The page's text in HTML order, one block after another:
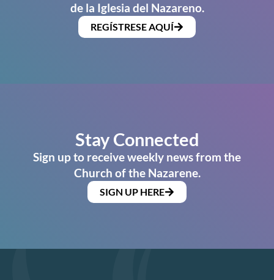
de la Iglesia del Nazareno.
REGÍSTRESE AQUÍ
Stay Connected
Sign up to receive weekly news from the
Church of the Nazarene.
SIGN UP HERE